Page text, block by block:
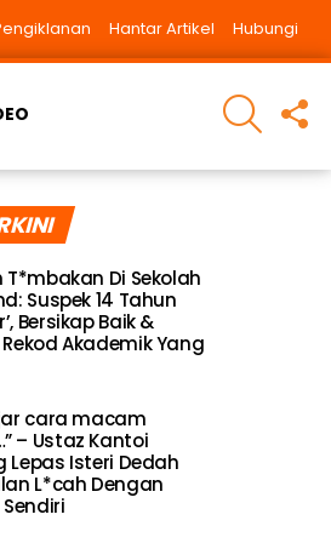
Hantar Artikel Hubungi
SEARCH
T*mbakan Di Sekolah
Suspek 14 Tahun
Bersikap Baik &
Akademik Yang
cara macam
– Ustaz Kantoi
Lepas Isteri Dedah
L*cah Dengan